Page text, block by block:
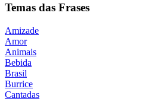
Temas das Frases
Amizade
Amor
Animais
Bebida
Brasil
Burrice
Cantadas